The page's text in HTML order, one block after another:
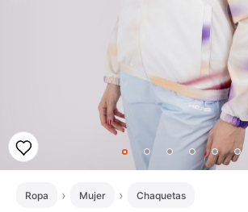
Ropa Mujer Chaquetas